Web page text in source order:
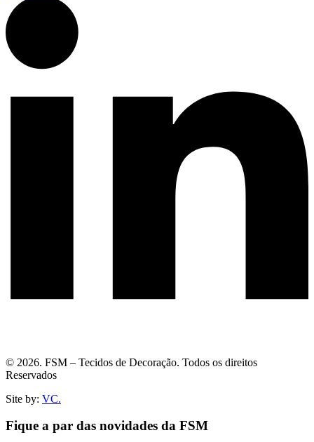
© 2026. FSM – Tecidos de Decoração. Todos os direitos
Reservados
Site by: VC.
Fique a par das novidades da FSM